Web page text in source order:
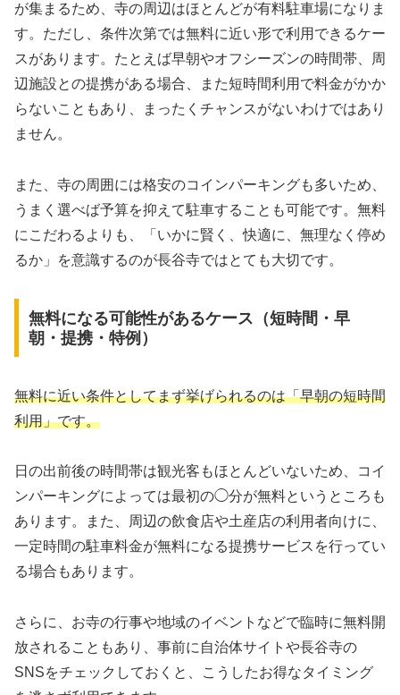
が集まるため、寺の周辺はほとんどが有料駐車場になりま
す。ただし、条件次第では無料に近い形で利用できるケー
スがあります。たとえば早朝やオフシーズンの時間帯、周
辺施設との提携がある場合、また短時間利用で料金がかか
らないこともあり、まったくチャンスがないわけではあり
ません。
また、寺の周囲には格安のコインパーキングも多いため、
うまく選べば予算を抑えて駐車することも可能です。無料
にこだわるよりも、「いかに賢く、快適に、無理なく停め
るか」を意識するのが長谷寺ではとても大切です。
無料になる可能性があるケース（短時間・早
朝・提携・特例）
無料に近い条件としてまず挙げられるのは「早朝の短時間
利用」です。
日の出前後の時間帯は観光客もほとんどいないため、コイ
ンパーキングによっては最初の◯分が無料というところも
あります。また、周辺の飲食店や土産店の利用者向けに、
一定時間の駐車料金が無料になる提携サービスを行ってい
る場合もあります。
さらに、お寺の行事や地域のイベントなどで臨時に無料開
放されることもあり、事前に自治体サイトや長谷寺の
SNSをチェックしておくと、こうしたお得なタイミング